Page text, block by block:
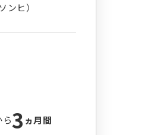
ヒ）
ら3 ヵ月間